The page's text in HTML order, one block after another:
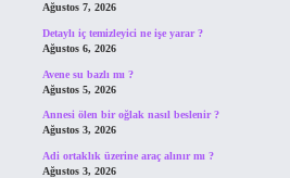
Ağustos 7, 2026
Detaylı iç temizleyici ne işe yarar ?
Ağustos 6, 2026
Avene su bazlı mı ?
Ağustos 5, 2026
Annesi ölen bir oğlak nasıl beslenir ?
Ağustos 3, 2026
Adi ortaklık üzerine araç alınır mı ?
Ağustos 3, 2026